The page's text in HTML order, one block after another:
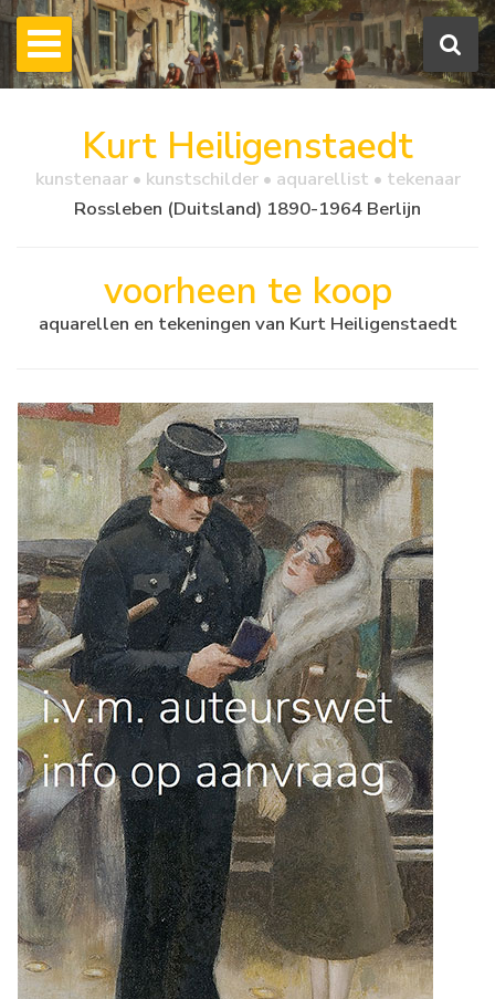
Kurt Heiligenstaedt
kunstenaar • kunstschilder • aquarellist • tekenaar
Rossleben (Duitsland) 1890-1964 Berlijn
voorheen te koop
aquarellen en tekeningen van Kurt Heiligenstaedt